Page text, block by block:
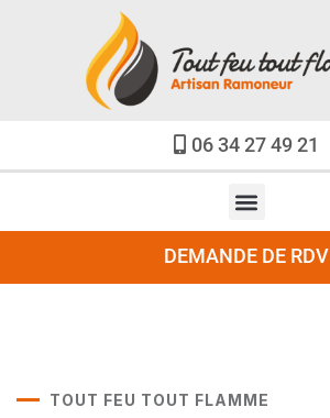
06 34 27 49 21
DEMANDE DE RDV
TOUT FEU TOUT FLAMME